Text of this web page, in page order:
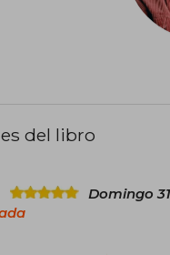
del libro
Domingo